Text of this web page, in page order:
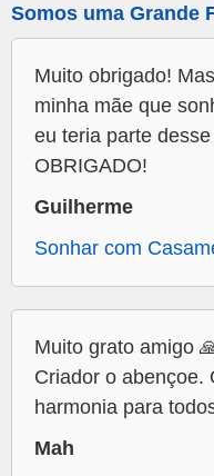
Somos uma Grande
Muito obrigado!
minha mãe que
eu teria parte
OBRIGADO!
Guilherme
Sonhar com
Muito grato amigo
Criador o abençoe.
harmonia para
Mah